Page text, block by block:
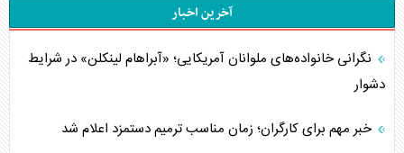
آخرین اخبار
نگرانی خانواده‌های ملوانان آمریکایی؛ «آبراهام لینکلن» در شرایط
دشوار
خبر مهم برای کارگران؛ زمان مناسب ترمیم دستمزد اعلام شد